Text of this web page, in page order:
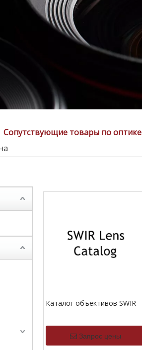
Сопутствующие товары по оптике
Каталог объективов SWIR
Запрос цены